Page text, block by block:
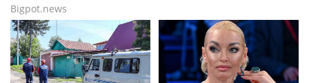
Bigpot.news